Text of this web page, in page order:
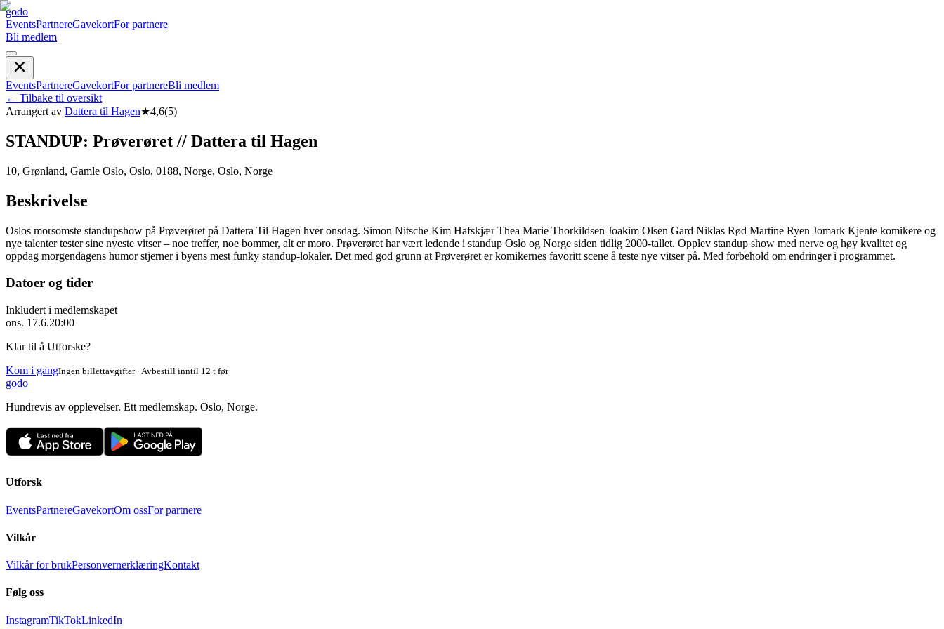
godo
EventsPartnereGavekortFor partnere
Bli medlem
EventsPartnereGavekortFor partnereBli medlem
← Tilbake til oversikt
Arrangert av Dattera til Hagen★4,6(5)
STANDUP: Prøverøret // Dattera til Hagen
10, Grønland, Gamle Oslo, Oslo, 0188, Norge, Oslo, Norge
Beskrivelse
Oslos morsomste standupshow på Prøverøret på Dattera Til Hagen hver onsdag. Simon Nitsche Kim Hafskjær Thea Marie Thorkildsen Joakim Olsen Gard Niklas Rød Martine Ryen Jomark Kjente komikere og
nye talenter tester sine nyeste vitser – noe treffer, noe bommer, alt er moro. Prøverøret har vært ledende i standup Oslo og Norge siden tidlig 2000-tallet. Opplev standup show med nerve og høy kvalitet og
oppdag morgendagens humor stjerner i byens mest funky standup-lokaler. Det med god grunn at Prøverøret er komikernes favoritt scene å teste nye vitser på. Med forbehold om endringer i programmet.
Datoer og tider
Inkludert i medlemskapet
ons. 17.6.20:00
Klar til å Utforske?
Kom i gangIngen billettavgifter · Avbestill inntil 12 t før
godo
Hundrevis av opplevelser. Ett medlemskap. Oslo, Norge.
Utforsk
EventsPartnereGavekortOm ossFor partnere
Vilkår
Vilkår for brukPersonvernerklæringKontakt
Følg oss
InstagramTikTokLinkedIn